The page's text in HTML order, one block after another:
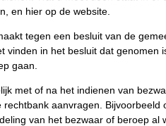
en hier op de website.
tegen een besluit van de
vinden in het besluit dat genomen
gaan.
met of na het indienen van
aanvragen. Bijvoorbeeld
van het bezwaar of beroep al